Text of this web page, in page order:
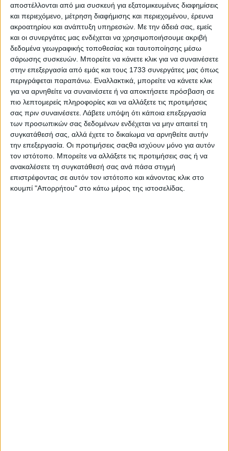
αποστέλλονται από μια συσκευή για εξατομικευμένες διαφημίσεις
και περιεχόμενο, μέτρηση διαφήμισης και περιεχομένου, έρευνα
ακροατηρίου και ανάπτυξη υπηρεσιών. Με την άδειά σας, εμείς
και οι συνεργάτες μας ενδέχεται να χρησιμοποιήσουμε ακριβή
δεδομένα γεωγραφικής τοποθεσίας και ταυτοποίησης μέσω
σάρωσης συσκευών. Μπορείτε να κάνετε κλικ για να συναινέσετε
στην επεξεργασία από εμάς και τους 1733 συνεργάτες μας όπως
περιγράφεται παραπάνω. Εναλλακτικά, μπορείτε να κάνετε κλικ
για να αρνηθείτε να συναινέσετε ή να αποκτήσετε πρόσβαση σε
πιο λεπτομερείς πληροφορίες και να αλλάξετε τις προτιμήσεις
σας πριν συναινέσετε. Λάβετε υπόψη ότι κάποια επεξεργασία
των προσωπικών σας δεδομένων ενδέχεται να μην απαιτεί τη
συγκατάθεσή σας, αλλά έχετε το δικαίωμα να αρνηθείτε αυτήν
την επεξεργασία. Οι προτιμήσεις σαςθα ισχύουν μόνο για αυτόν
τον ιστότοπο. Μπορείτε να αλλάξετε τις προτιμήσεις σας ή να
ανακαλέσετε τη συγκατάθεσή σας ανά πάσα στιγμή
επιστρέφοντας σε αυτόν τον ιστότοπο και κάνοντας κλικ στο
κουμπί "Απορρήτου" στο κάτω μέρος της ιστοσελίδας.
Κάτω από το καπό βρίσκεται ένας κινητήρας
βενζίνης χωρητικότητας 1,2 λτ. που λειτουργεί με
κύκλο Miller και χρησιμοποιεί τούρμπο με πτερύγια
μεταβλητής γεωμετρίας (VGT). Συνδυάζεται με δύο
ηλεκτροκινητήρες, έναν για τον εμπρός και έναν
για τον πίσω άξονα. Ο “απολογισμός” είναι 145
ίπποι και 230 Nm ροπής. Η δε κίνηση περνά στους
τροχούς μέσω αυτόματου σασμάν διπλού
συμπλέκτη με 6 σχέσεις.